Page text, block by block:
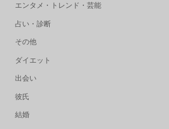
エンタメ・トレンド・芸能
占い・診断
その他
ダイエット
出会い
彼氏
結婚